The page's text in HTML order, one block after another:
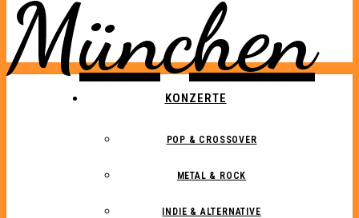
KONZERTE
POP & CROSSOVER
METAL & ROCK
INDIE & ALTERNATIVE